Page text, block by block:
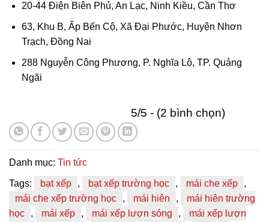
20-44 Điện Biên Phủ, An Lạc, Ninh Kiều, Cần Thơ
63, Khu B, Ấp Bến Cộ, Xã Đại Phước, Huyện Nhơn
Trạch, Đồng Nai
288 Nguyễn Công Phương, P. Nghĩa Lộ, TP. Quảng
Ngãi
5/5 - (2 bình chọn)
Danh mục: Tin tức
Tags: bạt xếp , bạt xếp trường học , mái che xếp
,
mái che xếp trường học
, mái hiên ,
mái hiên trường
học
, mái xếp , mái xếp lượn sóng ,
mái xếp lượn